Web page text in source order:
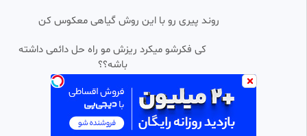
سلفون (کد 2197)
8 بازدید • 2 ماه پیش
قرآن وزیری چرم بدون ترجمه(کد
۲۱۹۰)
MHP
روند پیری رو با این روش گیاهی معکوس کن
کی فکرشو میکرد ریزش مو راه حل دائمی داشته
باشه؟؟